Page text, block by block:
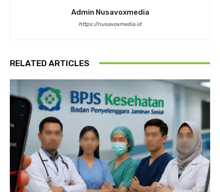
Admin Nusavoxmedia
https://nusavoxmedia.id
RELATED ARTICLES